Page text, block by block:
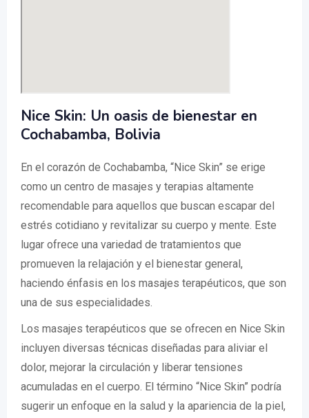
Nice Skin: Un oasis de bienestar en
Cochabamba, Bolivia
En el corazón de Cochabamba, “Nice Skin” se erige
como un centro de masajes y terapias altamente
recomendable para aquellos que buscan escapar del
estrés cotidiano y revitalizar su cuerpo y mente. Este
lugar ofrece una variedad de tratamientos que
promueven la relajación y el bienestar general,
haciendo énfasis en los masajes terapéuticos, que son
una de sus especialidades.
Los masajes terapéuticos que se ofrecen en Nice Skin
incluyen diversas técnicas diseñadas para aliviar el
dolor, mejorar la circulación y liberar tensiones
acumuladas en el cuerpo. El término “Nice Skin” podría
sugerir un enfoque en la salud y la apariencia de la piel,